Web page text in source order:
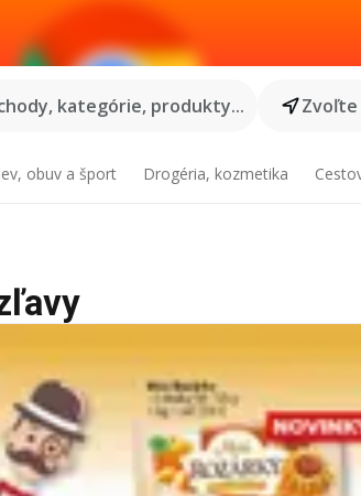
kategórie, produkty...
obuv a šport Drogéria, kozmetika